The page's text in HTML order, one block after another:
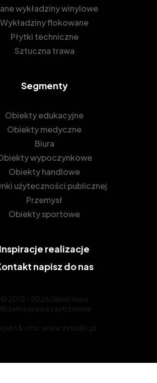
wykładziny winylowe
Wykładziny flokowane
Płytki techniczne
Sztuczna trawa
Segmenty
Obiekty edukacyjne
Obiekty medyczne
Biura
wypoczynkowe
Obiekty handlowe
użyteczności publicznej
Przemysł
Obiekty sportowe
Inspiracje realizacje
napisz do nas
© 2012 - 2026 Obiektowe
prawa zastrzeżone
& cms: www.zstudio.pl